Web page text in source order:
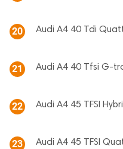
20 Audi A4 40 Tdi
21 Audi A4 40 Tfsi G-
22 Audi A4 45 TFSI
23 Audi A4 45 TFSI